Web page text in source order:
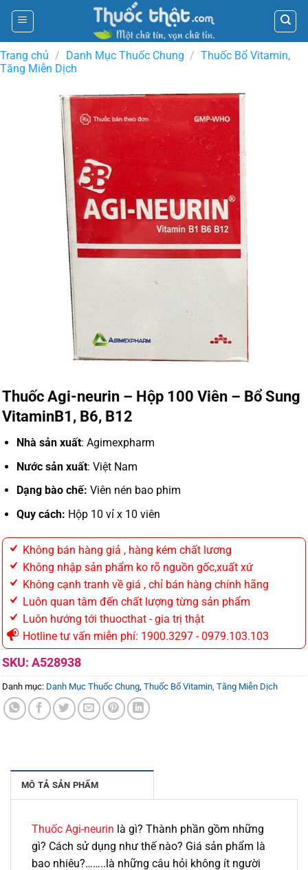
Skip
content
Trang chủ / Danh Mục Thuốc Chung / Thuốc Bổ Vitamin,
Tăng Miễn Dịch
Thuốc Agi-neurin – Hộp 100 Viên – Bổ Sung
VitaminB1, B6, B12
Nhà sản xuất: Agimexpharm
Nước sản xuất: Việt Nam
Dạng bào chế: Viên nén bao phim
Quy cách: Hộp 10 vỉ x 10 viên
Không bán hàng giả , hàng kém chất lương
Không nhập sản phẩm ko rõ nguồn gốc,xuất xứ
Không cạnh tranh về giá , chỉ bán hàng chính hãng
Luôn quan tâm đến chất lượng từng sản phẩm
Luôn hướng tới thuocthat - gia trị thật
Hotline tư vấn miễn phí: 1900.3297 - 0979.103.103
SKU: A528938
Danh mục: Danh Mục Thuốc Chung Thuốc Bổ Vitamin, Tăng Miễn Dịch
MÔ TẢ SẢN PHẨM
Thuốc Agi-neurin là gì? Thành phần gồm những
gì? Cách sử dụng như thế nào? Giá sản phẩm là
bao nhiêu?……..là những câu hỏi không ít người